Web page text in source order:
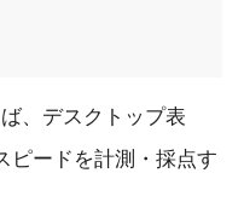
、デスクトップ表
ピードを計測・採点す